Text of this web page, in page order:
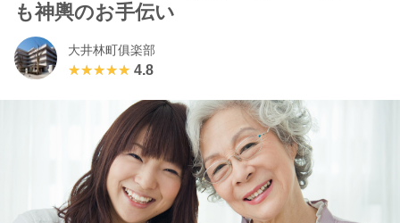
も神輿のお手伝い
大井林町俱楽部
★★★★★
★★★★★ 4.8